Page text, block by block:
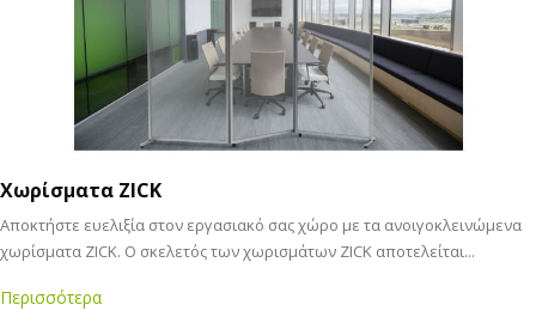
Χωρίσματα ZICK
Αποκτήστε ευελιξία στον εργασιακό σας χώρο με τα ανοιγοκλεινώμενα
χωρίσματα ZICK. Ο σκελετός των χωρισμάτων ZICK αποτελείται...
Περισσότερα